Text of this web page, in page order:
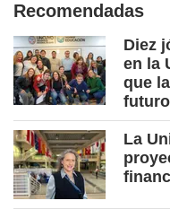
Recomendadas
Diez
en la
que
futuro
La